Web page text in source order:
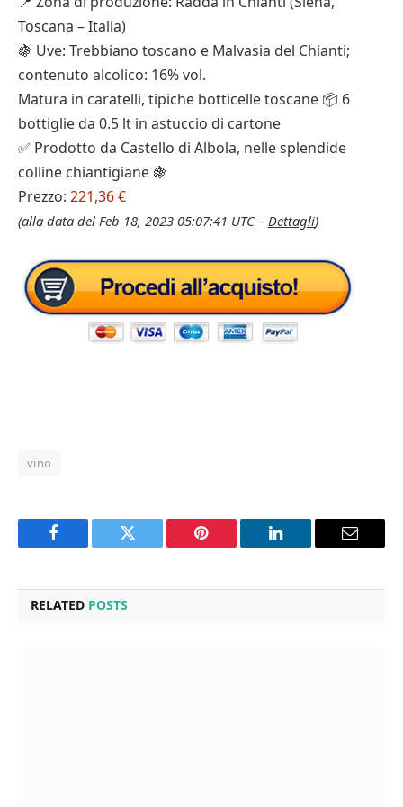
Toscana – Italia)
🍇 Uve: Trebbiano toscano e Malvasia del Chianti;
contenuto alcolico: 16% vol.
Matura in caratelli, tipiche botticelle toscane 📦 6
bottiglie da 0.5 lt in astuccio di cartone
✅ Prodotto da Castello di Albola, nelle splendide
colline chiantigiane 🍇
Prezzo: 221,36 €
(alla data del Feb 18, 2023 05:07:41 UTC – Dettagli)
vino
Facebook Twitter Pinterest LinkedIn Email
RELATED POSTS